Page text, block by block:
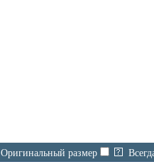
Оригинальный размер